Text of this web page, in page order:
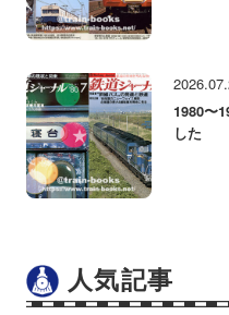
1980〜
した
人気記事